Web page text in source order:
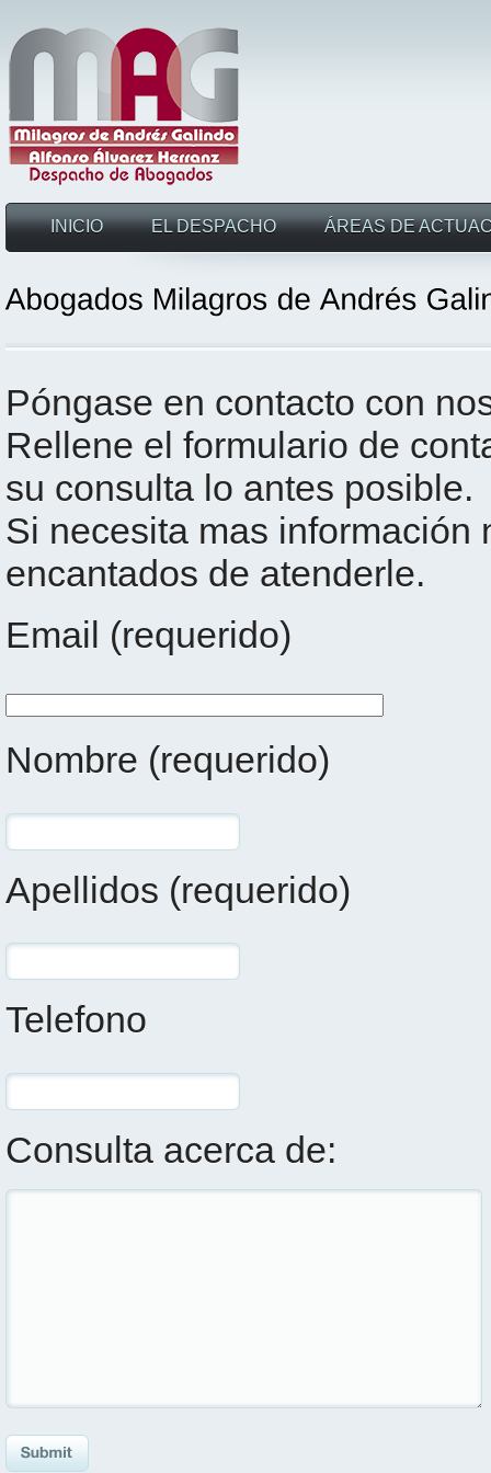
INICIO EL DESPACHO ÁREAS DE
Póngase en contacto con
Rellene el formulario de
su consulta lo antes posible.
Si necesita mas información
encantados de atenderle.
Email (requerido)
Nombre (requerido)
Apellidos (requerido)
Telefono
Consulta acerca de: